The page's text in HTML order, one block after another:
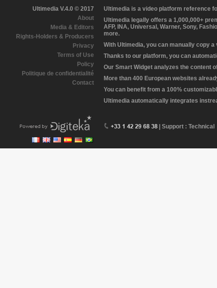
Ultimedia V.4.0 © 2017
About
Media & Editors
Rights-Holders & Producers
Privacy
Terms of Use
Policy
Politique de confidentialité
Contact
Ultimedia is a video platform reference
Ultimedia legally offers a 1,000,000+
AFP, INA, Universal, Warner, Sony,
more.
With Ultimedia, you can manually copy
Thanks to our platform, you can
Our Smart Widget analyzes the content
More than 400 European websites
You can benefit from a 100%
Ultimedia automatically integrates
| Support : Technical